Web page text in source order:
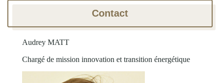
Contact
Audrey MATT
Chargé de mission innovation et transition énergétique